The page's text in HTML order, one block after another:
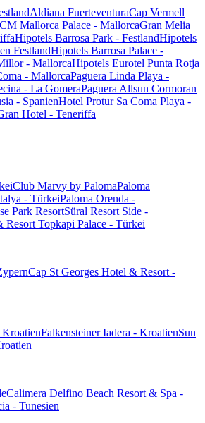
Aldiana FuerteventuraCap Vermell
CM Mallorca Palace - MallorcaGran Melia
Hipotels Barrosa Park - FestlandHipotels
FestlandHipotels Barrosa Palace -
- MallorcaHipotels Eurotel Punta Rotja
- MallorcaPaguera Linda Playa -
- La GomeraPaguera Allsun Cormoran
- SpanienHotel Protur Sa Coma Playa -
Hotel - Teneriffa
Club Marvy by PalomaPaloma
- TürkeiPaloma Orenda -
Park ResortSüral Resort Side -
Resort Topkapi Palace - Türkei
Cap St Georges Hotel & Resort -
Falkensteiner Iadera - KroatienSun
Calimera Delfino Beach Resort & Spa -
- Tunesien